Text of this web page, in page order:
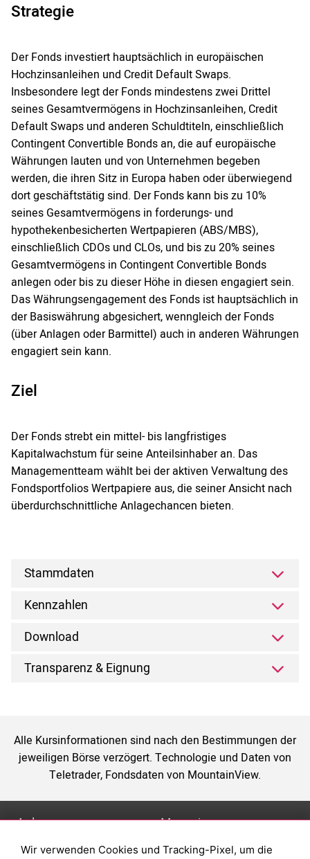
Strategie
Der Fonds investiert hauptsächlich in europäischen
Hochzinsanleihen und Credit Default Swaps.
Insbesondere legt der Fonds mindestens zwei Drittel
seines Gesamtvermögens in Hochzinsanleihen, Credit
Default Swaps und anderen Schuldtiteln, einschließlich
Contingent Convertible Bonds an, die auf europäische
Währungen lauten und von Unternehmen begeben
werden, die ihren Sitz in Europa haben oder überwiegend
dort geschäftstätig sind. Der Fonds kann bis zu 10%
seines Gesamtvermögens in forderungs- und
hypothekenbesicherten Wertpapieren (ABS/MBS),
einschließlich CDOs und CLOs, und bis zu 20% seines
Gesamtvermögens in Contingent Convertible Bonds
anlegen oder bis zu dieser Höhe in diesen engagiert sein.
Das Währungsengagement des Fonds ist hauptsächlich in
der Basiswährung abgesichert, wenngleich der Fonds
(über Anlagen oder Barmittel) auch in anderen Währungen
engagiert sein kann.
Ziel
Der Fonds strebt ein mittel- bis langfristiges
Kapitalwachstum für seine Anteilsinhaber an. Das
Managementteam wählt bei der aktiven Verwaltung des
Fondsportfolios Wertpapiere aus, die seiner Ansicht nach
überdurchschnittliche Anlagechancen bieten.
Stammdaten
Kennzahlen
Download
Transparenz & Eignung
Alle Kursinformationen sind nach den Bestimmungen der
jeweiligen Börse verzögert. Technologie und Daten von
Teletrader, Fondsdaten von MountainView.
Anlage
Depot eröffnen
Magazin
Was sind sind ETFs?
Wir verwenden Cookies und Tracking-Pixel, um die